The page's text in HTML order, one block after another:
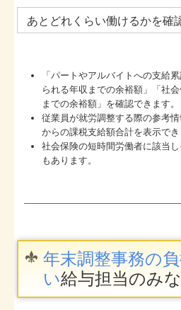
あとどれくらい働けるかを確
「パートやアルバイトへの支給
られる年収までの余裕額」「社
までの余裕額」を確認できます。
従業員が就労調整する際の参考
からの課税支給額合計を表示でき
社会保険の短時間労働者に該当
もあります。
年末調整事務の
い給与担当のみ